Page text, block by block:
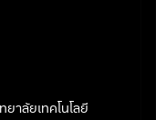
ยาลัยเทคโนโลยี